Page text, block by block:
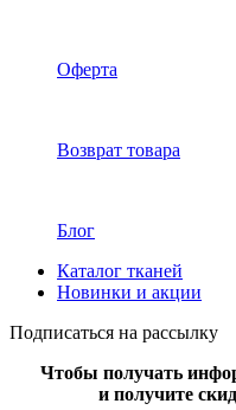
Оферта
Возврат товара
Блог
Каталог тканей
Новинки и акции
Подписаться на рассылку
Чтобы получать
и получите